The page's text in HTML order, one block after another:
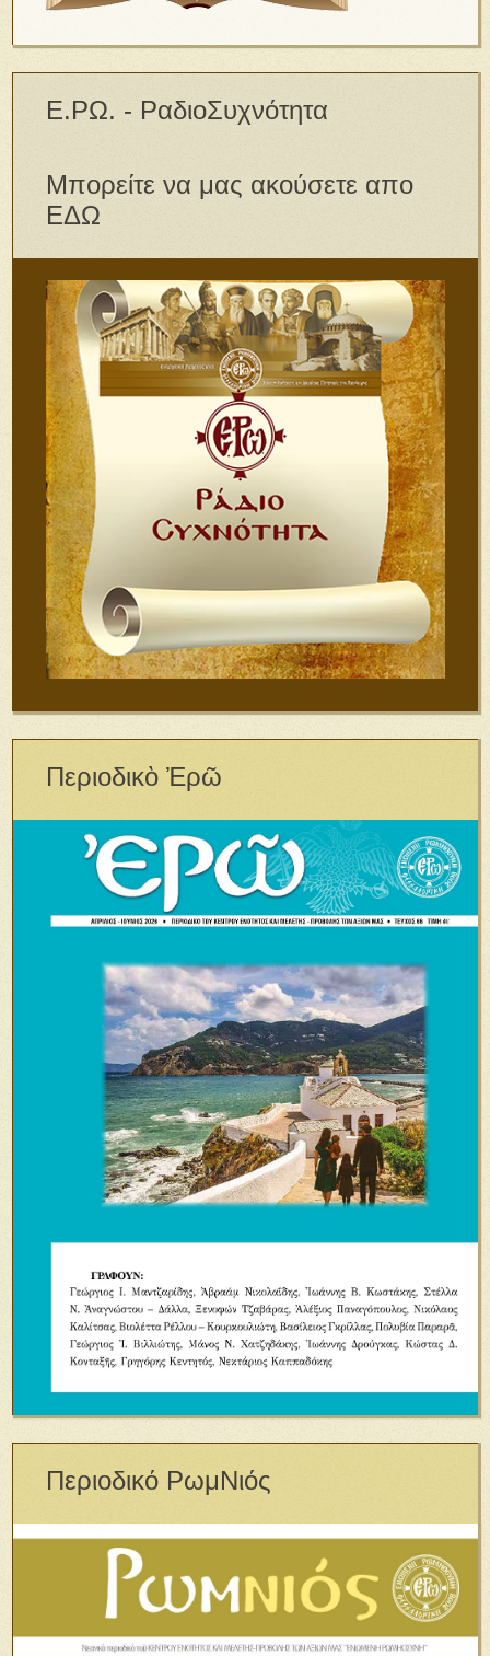
Ε.ΡΩ. - ΡαδιοΣυχνότητα
Μπορείτε να μας ακούσετε απο
ΕΔΩ
Περιοδικὸ Ἐρῶ
Περιοδικό ΡωμΝιός